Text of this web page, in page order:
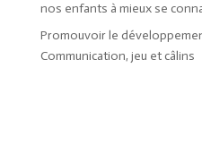
nos enfants à mieux se
Promouvoir le
Communication, jeu et câlins